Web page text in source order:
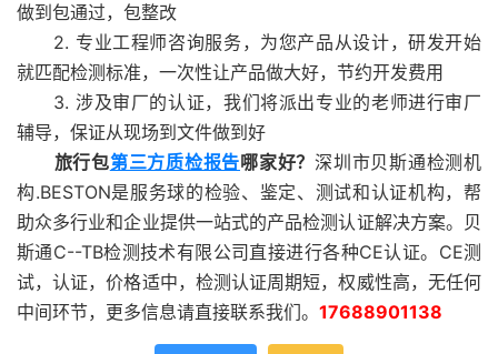
做到包通过，包整改
2. 专业工程师咨询服务，为您产品从设计，研发开始
就匹配检测标准，一次性让产品做大好，节约开发费用
3. 涉及审厂的认证，我们将派出专业的老师进行审厂
辅导，保证从现场到文件做到好
旅行包第三方质检报告哪家好？ 深圳市贝斯通检测机
构.BESTON是服务球的检验、鉴定、测试和认证机构，帮
助众多行业和企业提供一站式的产品检测认证解决方案。贝
斯通C--TB检测技术有限公司直接进行各种CE认证。CE测
试，认证，价格适中，检测认证周期短，权威性高，无任何
中间环节，更多信息请直接联系我们。 17688901138